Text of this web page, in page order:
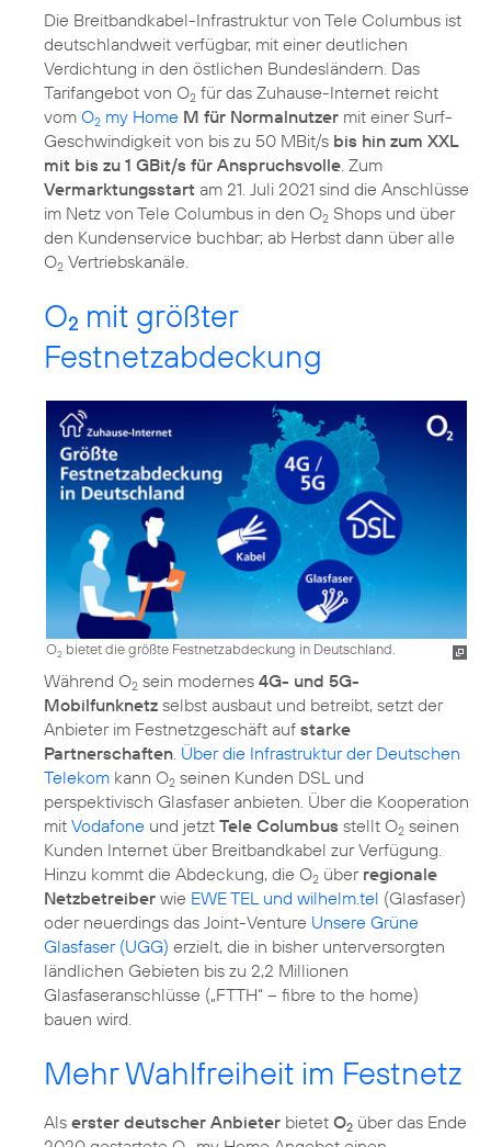
Die Breitbandkabel-Infrastruktur von Tele Columbus ist
deutschlandweit verfügbar, mit einer deutlichen
Verdichtung in den östlichen Bundesländern. Das
Tarifangebot von O2 für das Zuhause-Internet reicht
vom O2 my Home M für Normalnutzer mit einer Surf-
Geschwindigkeit von bis zu 50 MBit/s bis hin zum XXL
mit bis zu 1 GBit/s für Anspruchsvolle. Zum
Vermarktungsstart am 21. Juli 2021 sind die Anschlüsse
im Netz von Tele Columbus in den O2 Shops und über
den Kundenservice buchbar; ab Herbst dann über alle
O2 Vertriebskanäle.
O2 mit größter
Festnetzabdeckung
O2 bietet die größte Festnetzabdeckung in Deutschland.
Während O2 sein modernes 4G- und 5G-
Mobilfunknetz selbst ausbaut und betreibt, setzt der
Anbieter im Festnetzgeschäft auf starke
Partnerschaften Über die Infrastruktur der Deutschen
Telekom kann O2 seinen Kunden DSL und
perspektivisch Glasfaser anbieten. Über die Kooperation
mit Vodafone und jetzt Tele Columbus stellt O2 seinen
Kunden Internet über Breitbandkabel zur Verfügung.
Hinzu kommt die Abdeckung, die O2 über regionale
Netzbetreiber wie EWE TEL und wilhelm.tel (Glasfaser)
oder neuerdings das Joint-Venture Unsere Grüne
Glasfaser (UGG) erzielt, die in bisher unterversorgten
ländlichen Gebieten bis zu 2,2 Millionen
Glasfaseranschlüsse („FTTH“ – fibre to the home)
bauen wird.
Mehr Wahlfreiheit im Festnetz
Als erster deutscher Anbieter bietet O2 über das Ende